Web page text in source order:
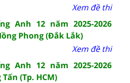
Xem đề thi
Anh 12 năm 2025-2026
Phong (Đắk Lắk)
Xem đề thi
Anh 12 năm 2025-2026
(Tp. HCM)